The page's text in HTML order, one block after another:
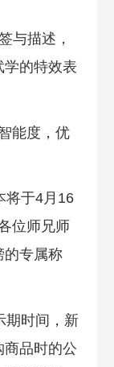
与描述，
学的特效表
能度，优
将于4月16
位师兄师
的专属称
期时间，新
商品时的公